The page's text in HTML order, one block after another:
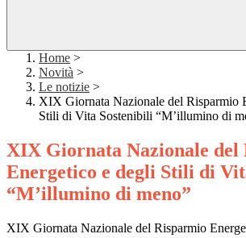
Home >
Novità >
Le notizie >
XIX Giornata Nazionale del Risparmio
Stili di Vita Sostenibili “M’illumino di
XIX Giornata Nazionale del
Energetico e degli Stili di
“M’illumino di meno”
XIX Giornata Nazionale del Risparmio